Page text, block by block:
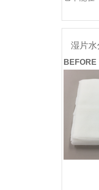
湿片
BEFORE